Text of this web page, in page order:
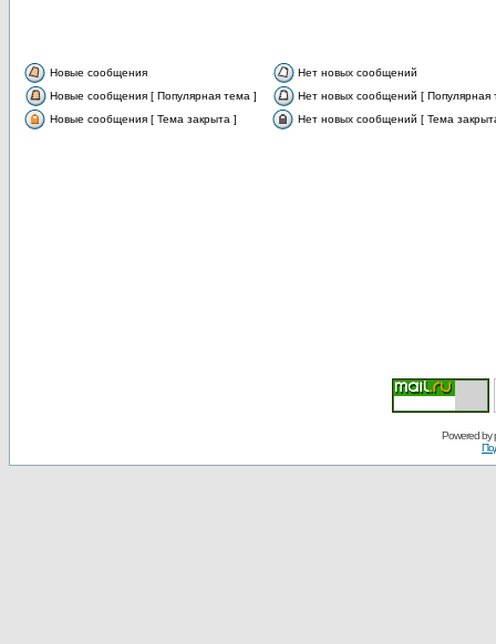
Новые сообщения
Нет новых сообщений
Новые сообщения [ Популярная тема ]
Нет новых сообщений [ Популярная
Новые сообщения [ Тема закрыта ]
Нет новых сообщений [ Тема
Powered by